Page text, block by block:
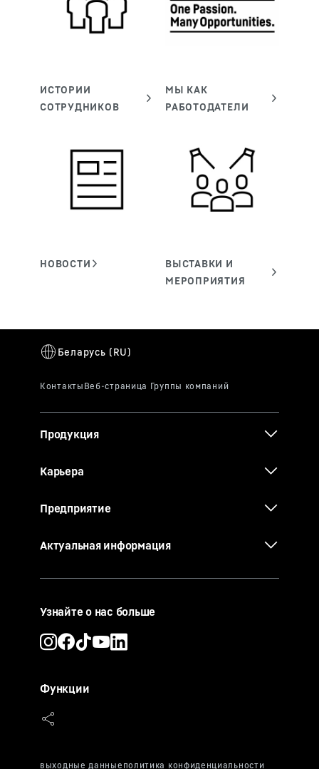
Продукция
Карьера
Предприятие
Актуальная информация
Узнайте о нас больше
Функции